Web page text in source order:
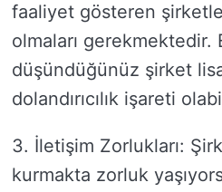
faaliyet gösteren
olmaları gerekmektedir.
düşündüğünüz şirket
dolandırıcılık işareti
3. İletişim Zorlukları:
kurmakta zorluk